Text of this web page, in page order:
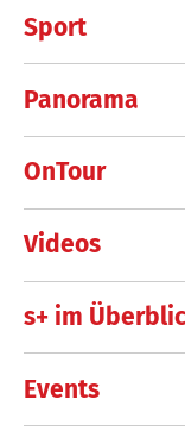
Sport
Panorama
OnTour
Videos
s+ im
Events